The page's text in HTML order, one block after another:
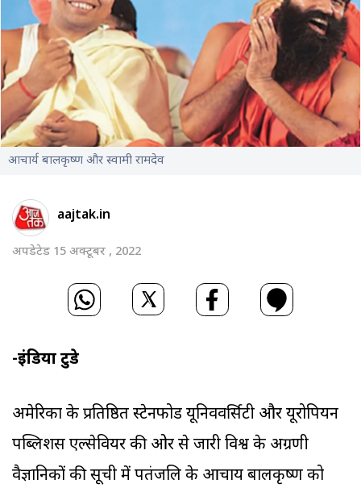
आचार्य बालकृष्ण और स्वामी रामदेव
aajtak.in
अपडेटेड 15 अक्टूबर , 2022
-इंडिया टुडे
अमेरिका के प्रतिष्ठित स्टेनफोर्ड यूनिववर्सिटी और यूरोपियन
पब्लिशर्स एल्सेवियर की ओर से जारी विश्व के अग्रणी
वैज्ञानिकों की सूची में पतंजलि के आचार्य बालकृष्ण को